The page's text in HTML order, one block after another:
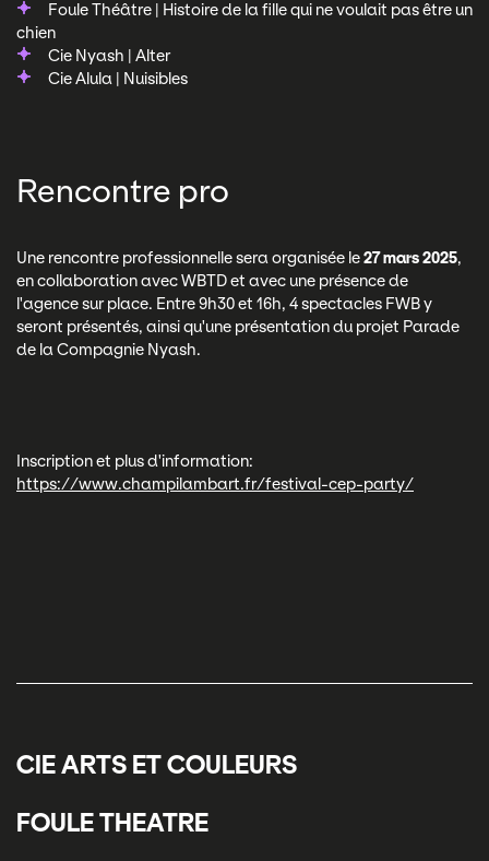
Foule Théâtre | Histoire de la fille qui ne voulait pas être un
chien
Cie Nyash | Alter
Cie Alula | Nuisibles
Rencontre pro
Une rencontre professionnelle sera organisée le27 mars 2025,
en collaboration avec WBTD et avec une présence de
l'agence sur place. Entre 9h30 et 16h, 4 spectacles FWB y
seront présentés, ainsi qu'une présentation du projet Parade
de la Compagnie Nyash.
Inscription et plus d'information:
https://www.champilambart.fr/festival-cep-party/
CIE ARTS ET COULEURS
FOULE THEATRE